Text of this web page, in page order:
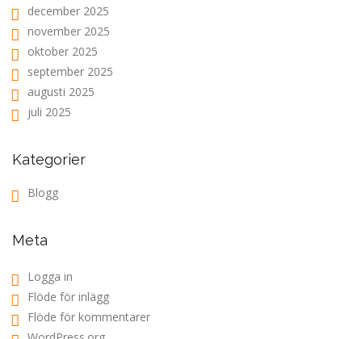
december 2025
november 2025
oktober 2025
september 2025
augusti 2025
juli 2025
Kategorier
Blogg
Meta
Logga in
Flöde för inlägg
Flöde för kommentarer